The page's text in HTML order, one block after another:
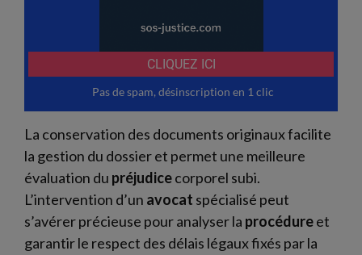
La conservation des documents originaux facilite
la gestion du dossier et permet une meilleure
évaluation du préjudicecorporel subi.
L’intervention d’un avocat spécialisé peut
s’avérer précieuse pour analyser la procédureet
garantir le respect des délais légaux fixés par la